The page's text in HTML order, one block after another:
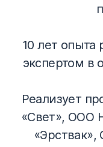
10 лет опыта
экспертом в
Реализует
«Свет», ООО